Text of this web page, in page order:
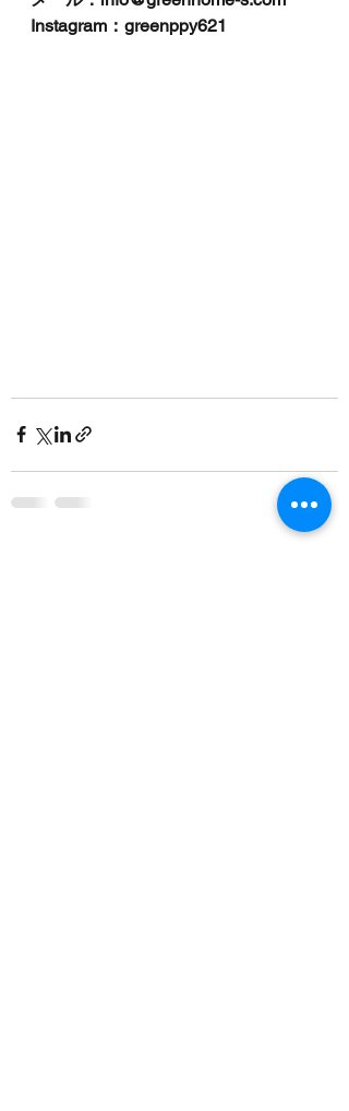
Instagram：greenppy621